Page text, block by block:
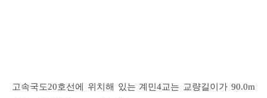
고속국도20호선에 위치해 있는 계민4교는 교량길이가 90.0m